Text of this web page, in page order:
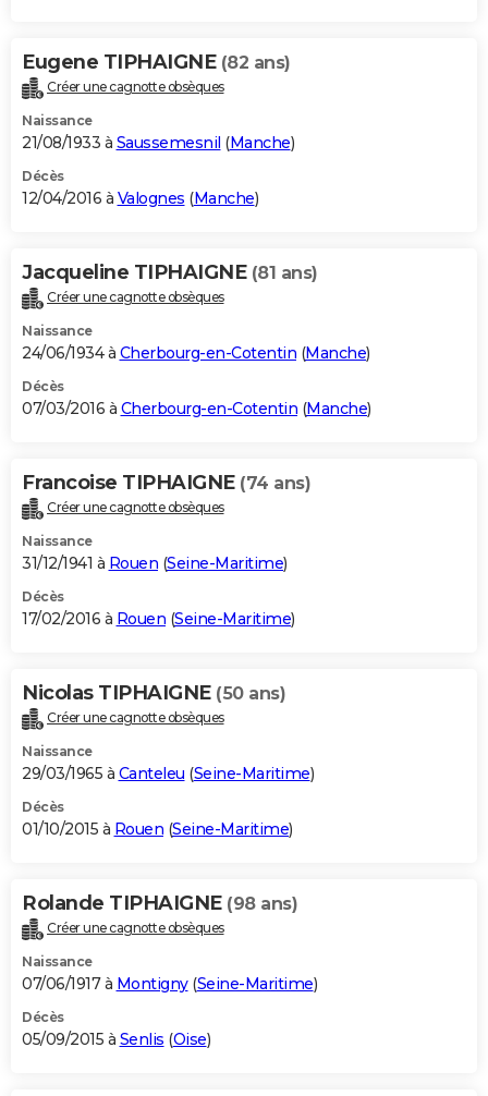
Eugene TIPHAIGNE (82 ans)
Créer une cagnotte obsèques
Naissance
21/08/1933 à Saussemesnil (Manche)
Décès
12/04/2016 à Valognes (Manche)
Jacqueline TIPHAIGNE (81 ans)
Créer une cagnotte obsèques
Naissance
24/06/1934 à Cherbourg-en-Cotentin (Manche)
Décès
07/03/2016 à Cherbourg-en-Cotentin (Manche)
Francoise TIPHAIGNE (74 ans)
Créer une cagnotte obsèques
Naissance
31/12/1941 à Rouen (Seine-Maritime)
Décès
17/02/2016 à Rouen (Seine-Maritime)
Nicolas TIPHAIGNE (50 ans)
Créer une cagnotte obsèques
Naissance
29/03/1965 à Canteleu (Seine-Maritime)
Décès
01/10/2015 à Rouen (Seine-Maritime)
Rolande TIPHAIGNE (98 ans)
Créer une cagnotte obsèques
Naissance
07/06/1917 à Montigny(Seine-Maritime)
Décès
05/09/2015 à Senlis (Oise)